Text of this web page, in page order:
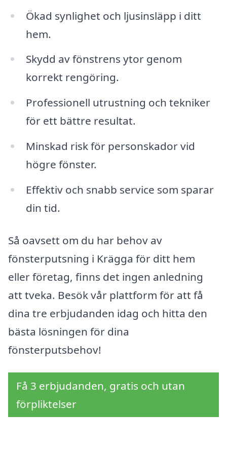
Ökad synlighet och ljusinsläpp i ditt
hem.
Skydd av fönstrens ytor genom
korrekt rengöring.
Professionell utrustning och tekniker
för ett bättre resultat.
Minskad risk för personskador vid
högre fönster.
Effektiv och snabb service som sparar
din tid.
Så oavsett om du har behov av
fönsterputsning i Krägga för ditt hem
eller företag, finns det ingen anledning
att tveka. Besök vår plattform för att få
dina tre erbjudanden idag och hitta den
bästa lösningen för dina
fönsterputsbehov!
Få 3 erbjudanden, gratis och utan
förpliktelser